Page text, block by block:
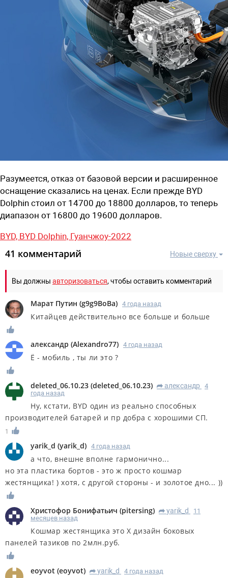
Разумеется, отказ от базовой версии и расширенное
оснащение сказались на ценах. Если прежде BYD
Dolphin стоил от 14700 до 18800 долларов, то теперь
диапазон от 16800 до 19600 долларов.
BYD, BYD Dolphin, Гуанчжоу-2022
Новые сверху
41 комментарий
Вы должны авторизоваться, чтобы оставить комментарий
Марат Путин (g9g9BoBa) 4 года назад
Китайцев действительно все больше и больше
александр (Alexandro77) 4 года назад
Ё - мобиль , ты ли это ?
deleted_06.10.23 (deleted_06.10.23) R александр
4
года назад
Ну, кстати, BYD один из реально способных
производителей батарей и пр добра с хорошими СП.
1
yarik_d (yarik_d) 4 года назад
а что, внешне вполне гармонично...
но эта пластика бортов - это ж просто кошмар
жестянщика! ) хотя, с другой стороны - и золотое дно... ))
Христофор Бонифатьич (pitersing) R yarik_d
11
месяцев назад
Кошмар жестянщика это Х дизайн боковых
панелей тазиков по 2млн.руб.
eoyvot (eoyvot) R yarik_d 4 года назад